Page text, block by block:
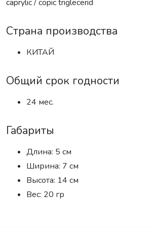
caprylic / copic triglecerid
Страна производства
КИТАЙ
Общий срок годности
24 мес.
Габариты
Длина: 5 см
Ширина: 7 см
Высота: 14 см
Вес: 20 гр